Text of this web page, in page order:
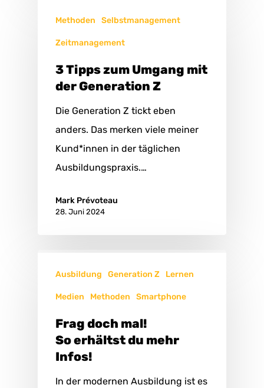
Methoden Selbstmanagement
Zeitmanagement
3 Tipps zum Umgang mit
der Generation Z
Die Generation Z tickt eben
anders. Das merken viele meiner
Kund*innen in der täglichen
Ausbildungspraxis.…
Mark Prévoteau
28. Juni 2024
Ausbildung Generation Z Lernen
Medien Methoden Smartphone
Frag doch mal!
So erhältst du mehr
Infos!
In der modernen Ausbildung ist es